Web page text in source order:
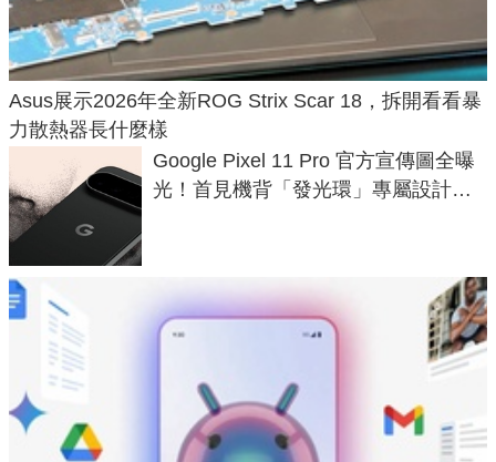
Asus展示2026年全新ROG Strix Scar 18，拆開看看暴
力散熱器長什麼樣
Google Pixel 11 Pro 官方宣傳圖全曝
光！首見機背「發光環」專屬設計、